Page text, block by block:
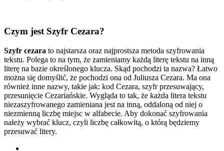
Czym jest Szyfr Cezara?
Szyfr cezara to najstarsza oraz najprostsza metoda szyfrowania
tekstu. Polega to na tym, że zamieniamy każdą literę tekstu na inną
literę na bazie określonego klucza. Skąd pochodzi ta nazwa? Łatwo
można się domyślić, że pochodzi ona od Juliusza Cezara. Ma ona
również inne nazwy, takie jak: kod Cezara, szyfr przesuwający,
przesunięcie Cezariańskie. Wygląda to tak, że każda litera tekstu
niezaszyfrowanego zamieniana jest na inną, oddaloną od niej o
niezmienną liczbę miejsc w alfabecie. Aby dokonać szyfrowania
należy wybrać klucz, czyli liczbę całkowitą, o którą będziemy
przesuwać litery.